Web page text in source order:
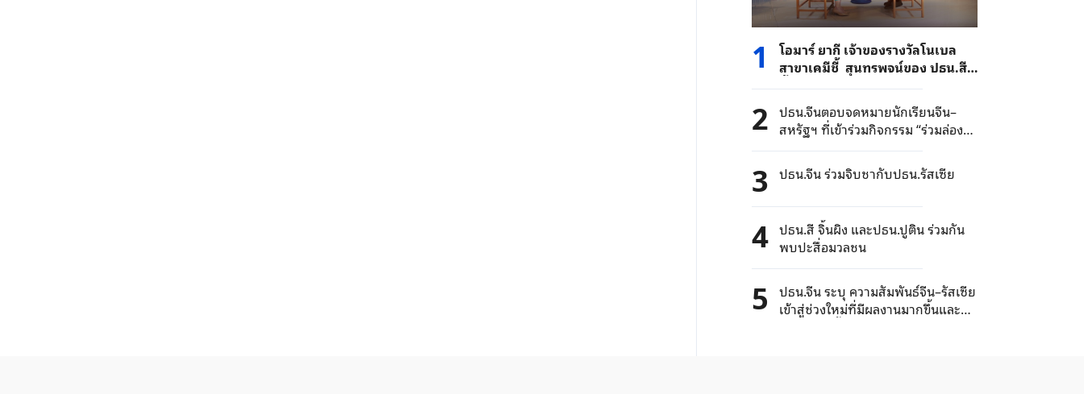
1
โอมาร์ ยากี เจ้าของรางวัลโนเบล
สาขาเคมีชี้ สุนทรพจน์ของ ปธน.สี
จิ้นผิง สะท้อนวิสัยทัศน์ของจีนต่อ
การพัฒนาปัญญาประดิษฐ์อย่าง
ชัดเจน
2 ปธน.จีนตอบจดหมายนักเรียนจีน–
สหรัฐฯ ที่เข้าร่วมกิจกรรม “ร่วมล่องสู่
ฟ้าคราม: การเดินทางมิตรภาพ
เยาวชนจีน–สหรัฐฯ”
3 ปธน.จีน ร่วมจิบชากับปธน.รัสเซีย
4 ปธน.สี จิ้นผิง และปธน.ปูติน ร่วมกัน
พบปะสื่อมวลชน
5 ปธน.จีน ระบุ ความสัมพันธ์จีน–รัสเซีย
เข้าสู่ช่วงใหม่ที่มีผลงานมากขึ้นและ